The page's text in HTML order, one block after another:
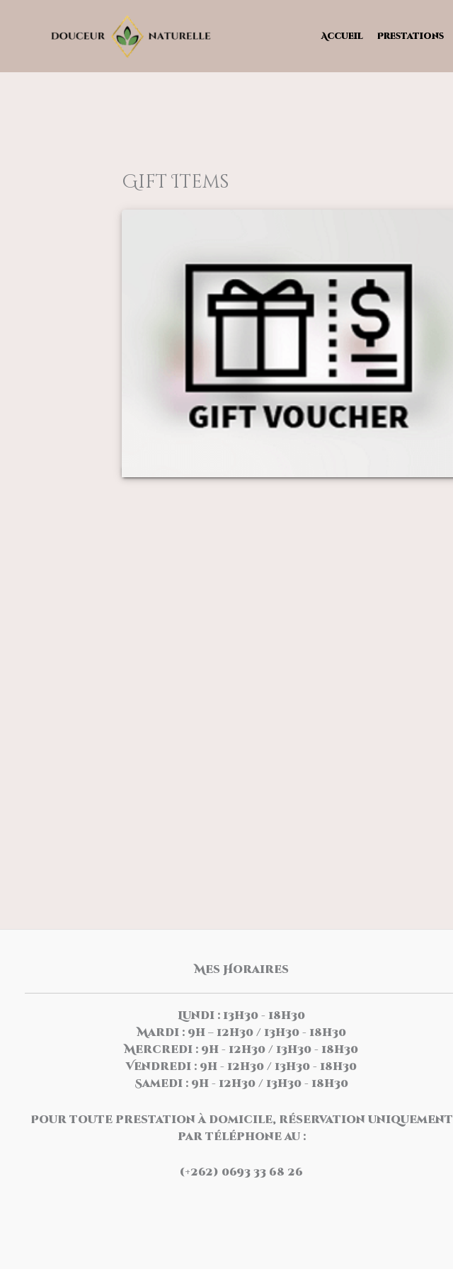
contenu
Accueil Prestations
Gift Items
Mes Horaires
Lundi : 13h30 - 18h30
Mardi : 9h – 12h30 / 13h30 - 18h30
Mercredi : 9h - 12h30 / 13h30 - 18h30
Vendredi : 9h - 12h30 / 13h30 - 18h30
Samedi : 9h - 12h30 / 13h30 - 18h30
Pour toute prestation à domicile, réservation uniquement
par téléphone au :
(+262) 0693 33 68 26